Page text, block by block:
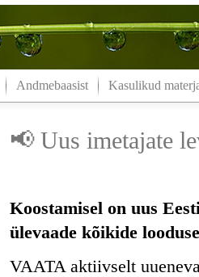
Andmebaasist Kasulikud
📢 Uus imetajate
Koostamisel on uus
ülevaade kõikide
VAATA aktiivselt